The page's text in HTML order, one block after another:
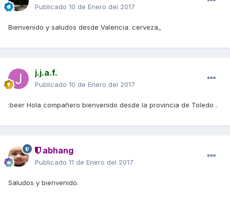
Publicado 10 de Enero del 2017
Bienvenido y saludos desde Valencia. cerveza_
j.j.a.f.
Publicado 10 de Enero del 2017
:beer Hola compañero bienvenido desde la provincia de Toledo .
abhang
Publicado 11 de Enero del 2017
Saludos y bienvenido.